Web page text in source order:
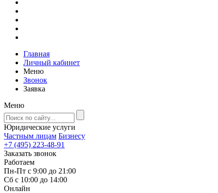
Главная
Личный кабинет
Меню
Звонок
Заявка
Меню
Юридические услуги
Частным лицам Бизнесу
+7 (495) 223-48-91
Заказать звонок
Работаем
Пн-Пт с 9:00 до 21:00
Сб с 10:00 до 14:00
Онлайн